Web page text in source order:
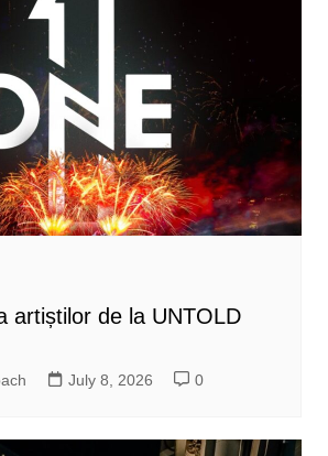
artiștilor de la UNTOLD
July 8, 2026 0